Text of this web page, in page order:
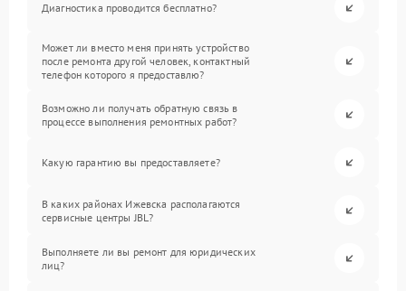
Диагностика проводится бесплатно?
Может ли вместо меня принять устройство
после ремонта другой человек, контактный
телефон которого я предоставлю?
Возможно ли получать обратную связь в
процессе выполнения ремонтных работ?
Какую гарантию вы предоставляете?
В каких районах Ижевска располагаются
сервисные центры JBL?
Выполняете ли вы ремонт для юридических
лиц?